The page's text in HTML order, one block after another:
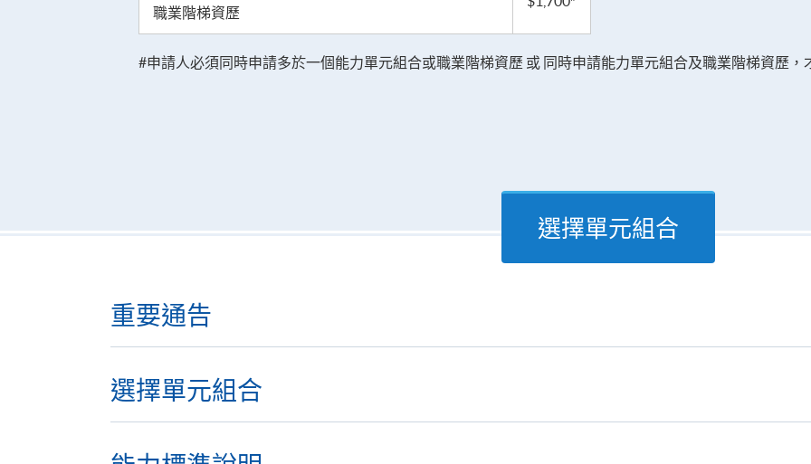
職業階梯資歷
#申請人必須同時申請多於一個能力單元組合或職業階梯資歷 或 同時申請能力單元組合及職業階梯資歷
選擇單元組合
重要通告
選擇單元組合